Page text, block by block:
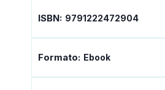
ISBN: 9791222472904
Formato: Ebook